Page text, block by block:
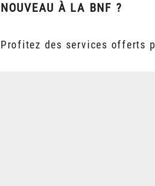
NOUVEAU À LA BNF ?
Profitez des services offerts